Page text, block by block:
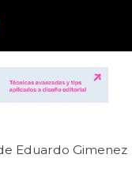
Eduardo Gimenez